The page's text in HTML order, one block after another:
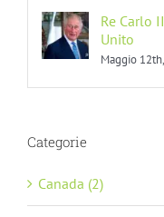
Re Carlo
Unito
Maggio
Categorie
Canada (2)